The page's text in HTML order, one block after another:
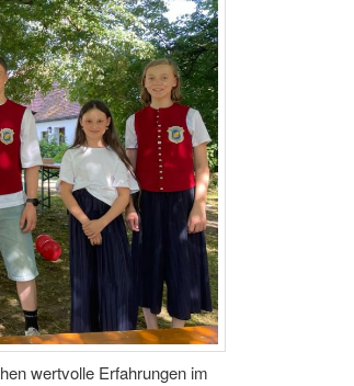
wertvolle Erfahrungen im